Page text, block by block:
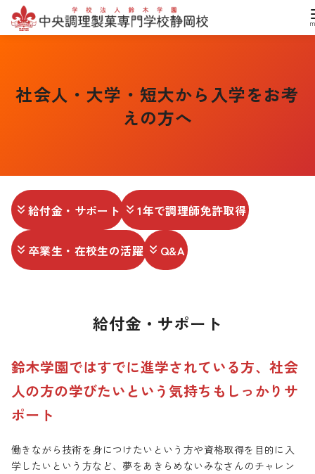
動
社会人・大学・短大から入学をお考
えの方へ
給付金・サポート 1年で調理師免許取得
卒業生・在校生の活躍 Q&A
給付金・サポート
鈴木学園ではすでに進学されている方、社会
人の方の学びたいという気持ちもしっかりサ
ポート
働きながら技術を身につけたいという方や資格取得を目的に入
学したいという方など、夢をあきらめないみなさんのチャレン